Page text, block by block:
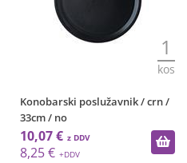
1
kos
Konobarski poslužavnik / crn /
33cm / no
10,07 €
8,25 €